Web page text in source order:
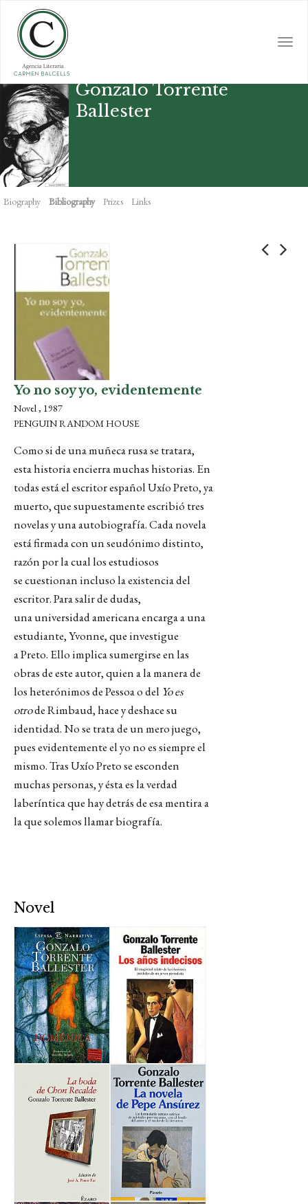
main
content
Gonzalo Torrente
Ballester
Biography Bibliography Prizes Links
Yo no soy yo, evidentemente
Novel , 1987
PENGUIN RANDOM HOUSE
Como si de una muñeca rusa se tratara,
esta historia encierra muchas historias. En
todas está el escritor español Uxío Preto, ya
muerto, que supuestamente escribió tres
novelas y una autobiografía. Cada novela
está firmada con un seudónimo distinto,
razón por la cual los estudiosos
se cuestionan incluso la existencia del
escritor. Para salir de dudas,
una universidad americana encarga a una
estudiante, Yvonne, que investigue
a Preto. Ello implica sumergirse en las
obras de este autor, quien a la manera de
los heterónimos de Pessoa o del Yo es
otrode Rimbaud, hace y deshace su
identidad. No se trata de un mero juego,
pues evidentemente el yo no es siempre el
mismo. Tras Uxío Preto se esconden
muchas personas, y ésta es la verdad
laberíntica que hay detrás de esa mentira a
la que solemos llamar biografía.
Novel